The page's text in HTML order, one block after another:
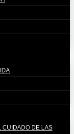
CUIDADO DE LAS